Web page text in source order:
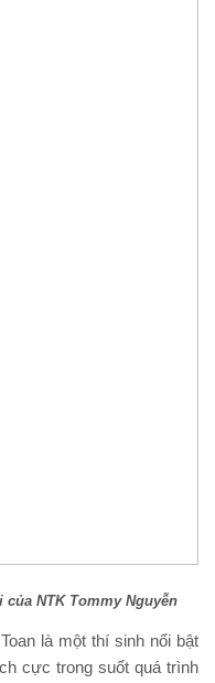
NTK Tommy Nguyễn
là một thí sinh nổi bật
cực trong suốt quá trình